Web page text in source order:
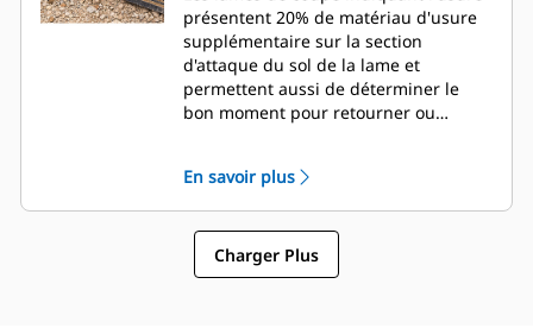
présentent 20% de matériau d'usure
supplémentaire sur la section
d'attaque du sol de la lame et
permettent aussi de déterminer le
bon moment pour retourner ou
En savoir plus
Charger Plus